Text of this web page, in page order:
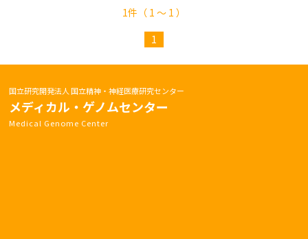
1件（ 1 〜 1 ）
1
国立研究開発法人 国立精神・神経医療研究センター
メディカル・ゲノムセンター
Medical Genome Center